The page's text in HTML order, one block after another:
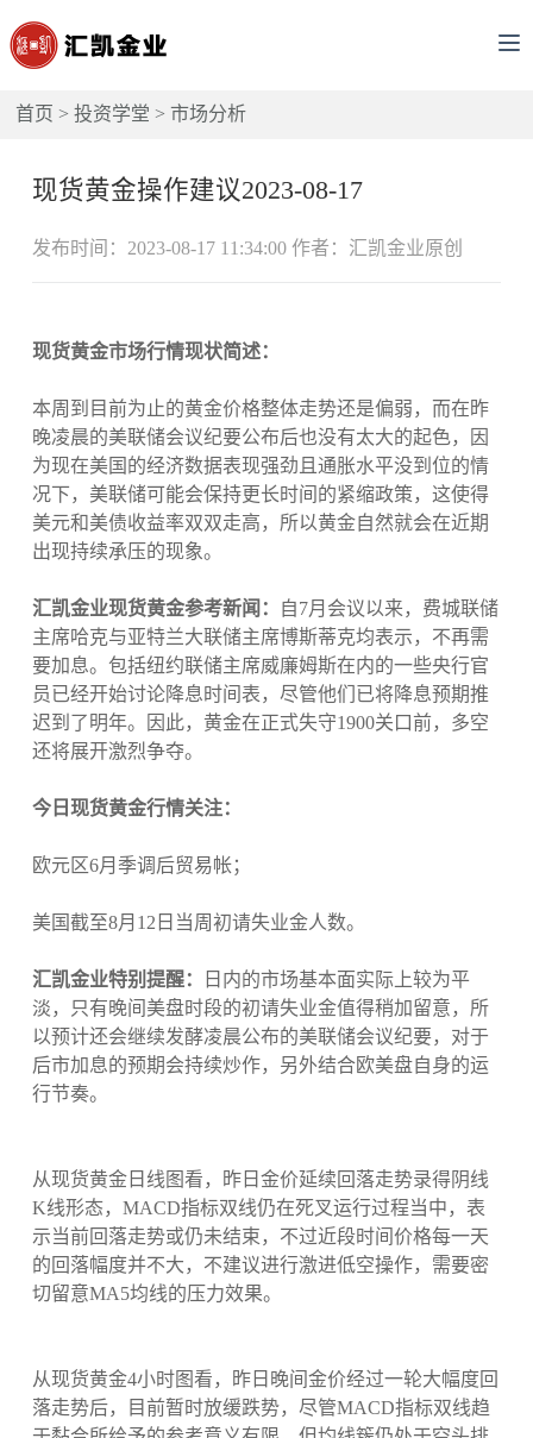
首页 >投资学堂 >市场分析
现货黄金操作建议2023-08-17
发布时间：2023-08-17 11:34:00 作者：汇凯金业原创
现货黄金市场行情现状简述：
本周到目前为止的黄金价格整体走势还是偏弱，而在昨
晚凌晨的美联储会议纪要公布后也没有太大的起色，因
为现在美国的经济数据表现强劲且通胀水平没到位的情
况下，美联储可能会保持更长时间的紧缩政策，这使得
美元和美债收益率双双走高，所以黄金自然就会在近期
出现持续承压的现象。
汇凯金业现货黄金参考新闻：
自7月会议以来，费城联储
主席哈克与亚特兰大联储主席博斯蒂克均表示，不再需
要加息。包括纽约联储主席威廉姆斯在内的一些央行官
员已经开始讨论降息时间表，尽管他们已将降息预期推
迟到了明年。因此，黄金在正式失守1900关口前，多空
还将展开激烈争夺。
今日现货黄金行情关注：
欧元区6月季调后贸易帐；
美国截至8月12日当周初请失业金人数。
汇凯金业特别提醒：
日内的市场基本面实际上较为平
淡，只有晚间美盘时段的初请失业金值得稍加留意，所
以预计还会继续发酵凌晨公布的美联储会议纪要，对于
后市加息的预期会持续炒作，另外结合欧美盘自身的运
行节奏。
从现货黄金日线图看，昨日金价延续回落走势录得阴线
K线形态，MACD指标双线仍在死叉运行过程当中，表
示当前回落走势或仍未结束，不过近段时间价格每一天
的回落幅度并不大，不建议进行激进低空操作，需要密
切留意MA5均线的压力效果。
从现货黄金4小时图看，昨日晚间金价经过一轮大幅度回
落走势后，目前暂时放缓跌势，尽管MACD指标双线趋